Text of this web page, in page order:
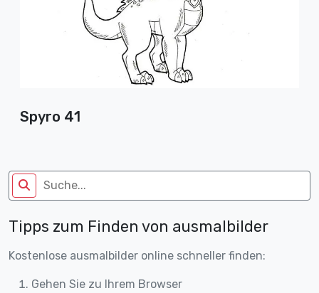
Spyro 41
Tipps zum Finden von ausmalbilder
Kostenlose ausmalbilder online schneller finden:
Gehen Sie zu Ihrem Browser